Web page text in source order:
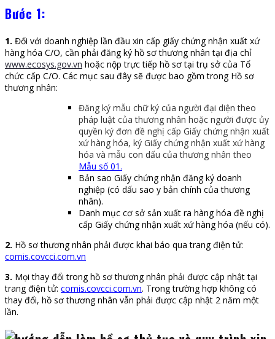
Bước 1:
1. Đối với doanh nghiệp lần đầu xin cấp giấy chứng nhận xuất xứ
hàng hóa C/O, cần phải đăng ký hồ sơ thương nhân tại địa chỉ
www.ecosys.gov.vn hoặc nộp trực tiếp hồ sơ tại trụ sở của Tổ
chức cấp C/O. Các mục sau đây sẽ được bao gồm trong Hồ sơ
thương nhân:
Đăng ký mẫu chữ ký của người đại diện theo
pháp luật của thương nhân hoặc người được ủy
quyền ký đơn đề nghị cấp Giấy chứng nhận xuất
xứ hàng hóa, ký Giấy chứng nhận xuất xứ hàng
hóa và mẫu con dấu của thương nhân theo
Mẫu số 01.
Bản sao Giấy chứng nhận đăng ký doanh
nghiệp (có dấu sao y bản chính của thương
nhân).
Danh mục cơ sở sản xuất ra hàng hóa đề nghị
cấp Giấy chứng nhận xuất xứ hàng hóa (nếu có).
2. Hồ sơ thương nhân phải được khai báo qua trang điện tử:
comis.covcci.com.vn
3. Mọi thay đổi trong hồ sơ thương nhân phải được cập nhật tại
trang điện tử: comis.covcci.com.vn. Trong trường hợp không có
thay đổi, hồ sơ thương nhân vẫn phải được cập nhật 2 năm một
lần.